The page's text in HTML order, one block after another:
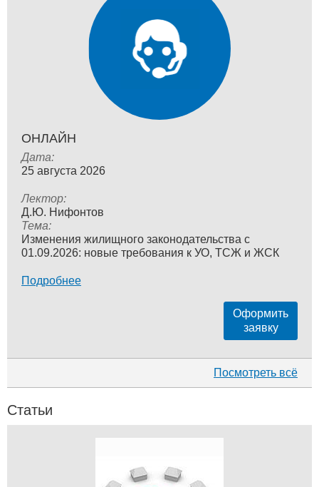
ОНЛАЙН
Дата:
25 августа 2026
Лектор:
Д.Ю. Нифонтов
Тема:
Изменения жилищного законодательства с
01.09.2026: новые требования к УО, ТСЖ и ЖСК
Подробнее
Оформить
заявку
Посмотреть всё
Статьи